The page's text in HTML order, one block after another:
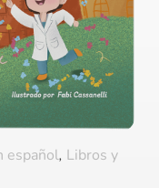
español, Libros y